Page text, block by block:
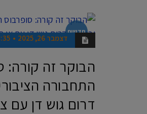
חדשות
דצמבר 26, 2025 AM
הבוקר זה
התחבורה
דרום גוש דן